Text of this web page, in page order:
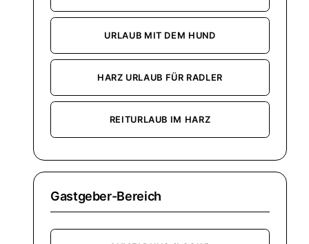
URLAUB MIT DEM HUND
HARZ URLAUB FÜR RADLER
REITURLAUB IM HARZ
Gastgeber-Bereich